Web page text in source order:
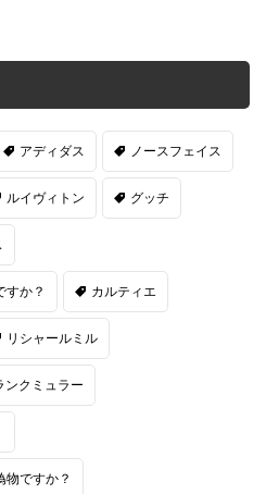
アディダス ノースフェイス
ルイヴィトン グッチ
すか？ カルティエ
リシャールミル
ンクミュラー
物ですか？